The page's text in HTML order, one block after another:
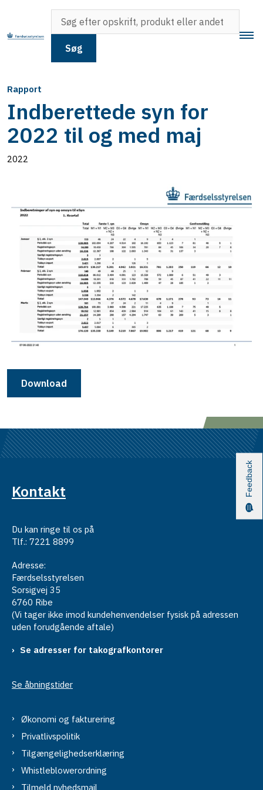
Søg
Rapport
Indberettede syn for
2022 til og med maj
2022
Download
Kontakt
Du kan ringe til os på
Tlf.: 7221 8899
Adresse:
Færdselsstyrelsen
Sorsigvej 35
6760 Ribe
(Vi tager ikke imod kundehenvendelser fysisk på adressen
uden forudgående aftale)
Se adresser for takografkontorer
Se åbningstider
Økonomi og fakturering
Privatlivspolitik
Tilgængelighedserklæring
Whistleblowerordning
Tilmeld nyhedsmail
Feedback